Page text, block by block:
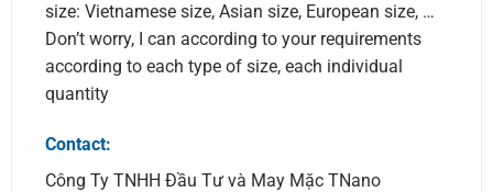
size: Vietnamese size, Asian size, European size, …
Don’t worry, I can according to your requirements
according to each type of size, each individual
quantity
Contact:
Công Ty TNHH Đầu Tư và May Mặc TNano